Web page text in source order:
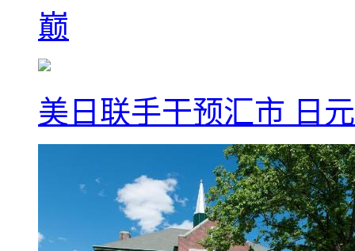
巅
美日联手干预汇市 日